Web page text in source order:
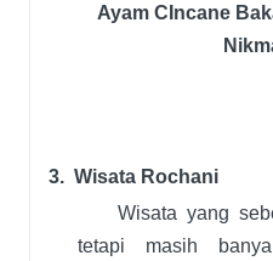
Ayam CIncane
3. Wisata Rochani
Wisata yang
tetapi masih